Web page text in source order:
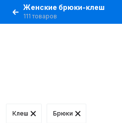
Женские брюки-клеш
111 товаров
Клеш Брюки